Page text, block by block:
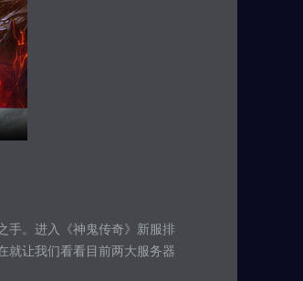
手。进入《神鬼传奇》新服排
就让我们看看目前两大服务器